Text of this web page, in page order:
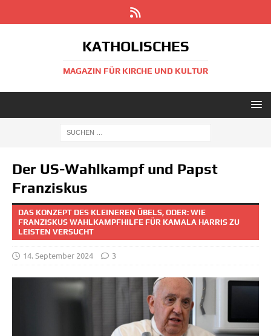
KATHOLISCHES
MAGAZIN FÜR KIRCHE UND KULTUR
Der US-Wahlkampf und Papst
Franziskus
DAS KONZEPT DES KLEINEREN ÜBELS, ODER: WIE
FRANZISKUS WAHLKAMPFHILFE FÜR KAMALA HARRIS ZU
LEISTEN VERSUCHT
14. September 2024 3